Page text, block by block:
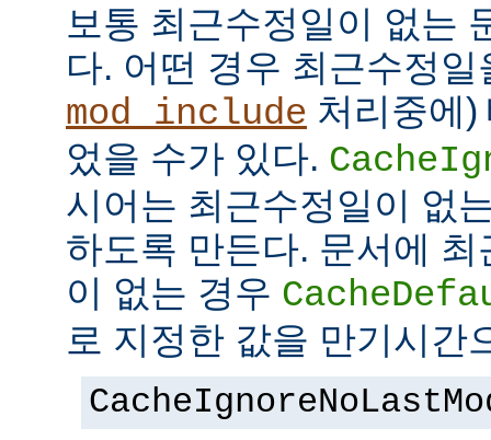
보통 최근수정일이 없는
다. 어떤 경우 최근수정
mod_include 처리중에)
었을 수가 있다.
시어는 최근수정일이 없
하도록 만든다. 문서에
이 없는 경우
로 지정한 값을 만기시간